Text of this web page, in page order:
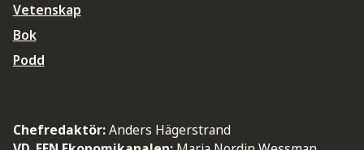
Vetenskap
Bok
Podd
Chefredaktör:Anders Hägerstrand